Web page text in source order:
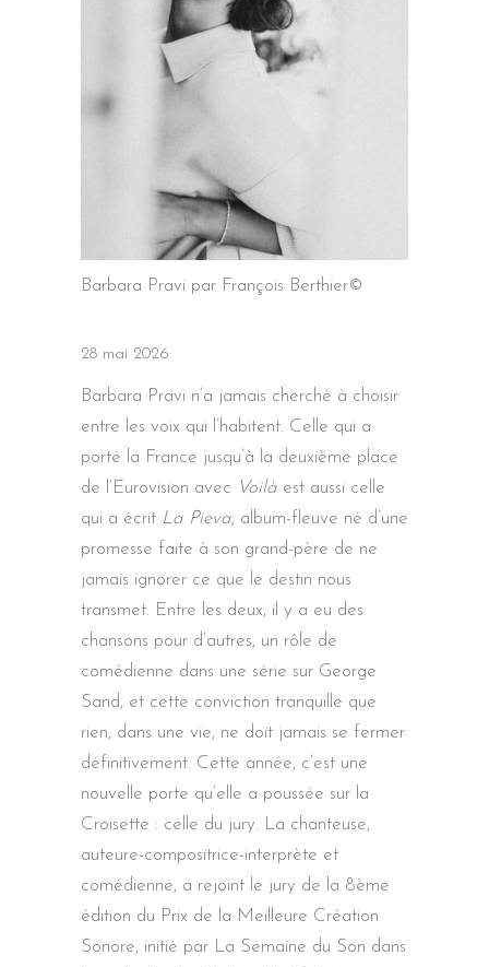
Barbara Pravi par François Berthier©
28 mai 2026
Barbara Pravi n’a jamais cherché à choisir
entre les voix qui l’habitent. Celle qui a
porté la France jusqu’à la deuxième place
de l’Eurovision avec Voilà est aussi celle
qui a écrit La Pieva, album-fleuve né d’une
promesse faite à son grand-père de ne
jamais ignorer ce que le destin nous
transmet. Entre les deux, il y a eu des
chansons pour d’autres, un rôle de
comédienne dans une série sur George
Sand, et cette conviction tranquille que
rien, dans une vie, ne doit jamais se fermer
définitivement. Cette année, c’est une
nouvelle porte qu’elle a poussée sur la
Croisette : celle du jury. La chanteuse,
auteure-compositrice-interprète et
comédienne, a rejoint le jury de la 8ème
édition du Prix de la Meilleure Création
Sonore, initié par La Semaine du Son dans